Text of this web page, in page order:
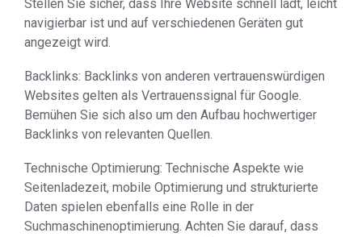
Stellen Sie sicher, dass Ihre Website schnell lädt, leicht
navigierbar ist und auf verschiedenen Geräten gut
angezeigt wird.
Backlinks: Backlinks von anderen vertrauenswürdigen
Websites gelten als Vertrauenssignal für Google.
Bemühen Sie sich also um den Aufbau hochwertiger
Backlinks von relevanten Quellen.
Technische Optimierung: Technische Aspekte wie
Seitenladezeit, mobile Optimierung und strukturierte
Daten spielen ebenfalls eine Rolle in der
Suchmaschinenoptimierung. Achten Sie darauf, dass